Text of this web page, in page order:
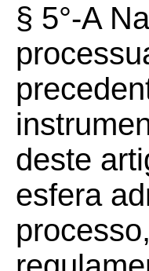
§ 5°-A
deste
esfera